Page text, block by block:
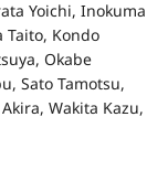
Yoichi, Inokuma
Taito, Kondo
Okabe
Sato Tamotsu,
Wakita Kazu,